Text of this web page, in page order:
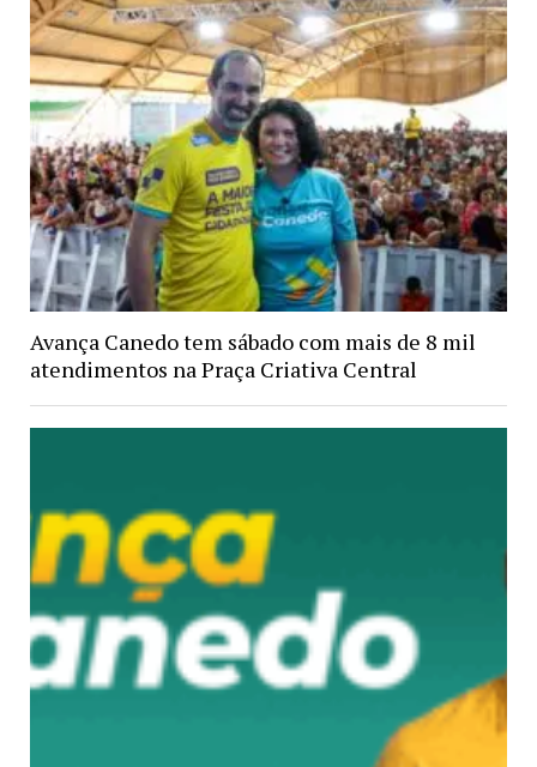
Avança Canedo tem sábado com mais de 8 mil
atendimentos na Praça Criativa Central